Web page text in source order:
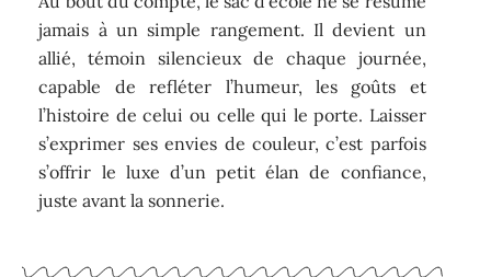
jamais à un simple rangement. Il devient un
allié, témoin silencieux de chaque journée,
capable de refléter l’humeur, les goûts et
l’histoire de celui ou celle qui le porte. Laisser
s’exprimer ses envies de couleur, c’est parfois
s’offrir le luxe d’un petit élan de confiance,
juste avant la sonnerie.